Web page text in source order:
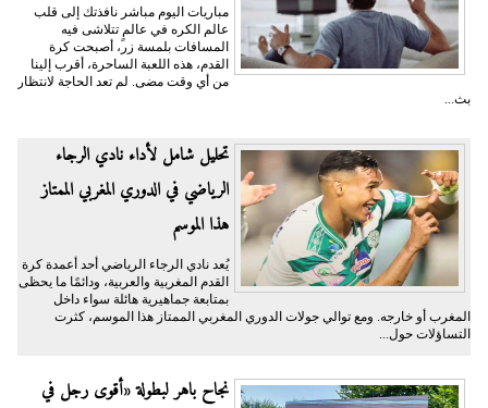
مباريات اليوم مباشر نافذتك إلى قلب
عالم الكره في عالمٍ تتلاشى فيه
المسافات بلمسة زر، أصبحت كرة
القدم، هذه اللعبة الساحرة، أقرب إلينا
من أي وقت مضى. لم تعد الحاجة لانتظار
بث...
تحليل شامل لأداء نادي الرجاء
الرياضي في الدوري المغربي الممتاز
هذا الموسم
يُعد نادي الرجاء الرياضي أحد أعمدة كرة
القدم المغربية والعربية، ودائمًا ما يحظى
بمتابعة جماهيرية هائلة سواء داخل
المغرب أو خارجه. ومع توالي جولات الدوري المغربي الممتاز هذا الموسم، كثرت
التساؤلات حول...
نجاح باهر لبطولة «أقوى رجل في